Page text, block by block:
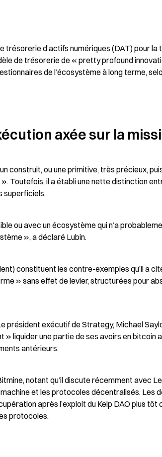
trésorerie d’actifs numériques (DAT) pour
de trésorerie de « pretty profound
de l’écosystème à long terme,
axée sur la
construit, ou une primitive, très précieux,
Toutefois, il a établi une nette distinction
superficiels.
ou avec un écosystème qui n’a
», a déclaré Lubin.
constituent les contre-exemples qu’il a
» sans effet de levier, structurées pour
président exécutif de Strategy, Michael
» liquider une partie de ses avoirs en bitcoin
antérieurs.
notant qu’il discute récemment avec
et les protocoles décentralisés. Les
après l’exploit du Kelp DAO plus tôt
protocoles.